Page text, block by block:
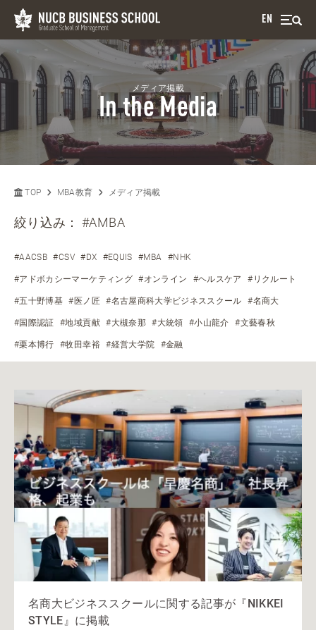
EN
メディア掲載
In the Media
TOP MBA教育 メディア掲載
絞り込み：#AMBA
#AACSB #CSV #DX #EQUIS #MBA #NHK
#アドボカシーマーケティング #オンライン #ヘルスケア #リクルート
#五十野博基 #医ノ匠 #名古屋商科大学ビジネススクール #名商大
#国際認証 #地域貢献 #大槻奈那 #大統領 #小山龍介 #文藝春秋
#栗本博行 #牧田幸裕 #経営大学院 #金融
名商大ビジネススクールに関する記事が『NIKKEI
STYLE』に掲載